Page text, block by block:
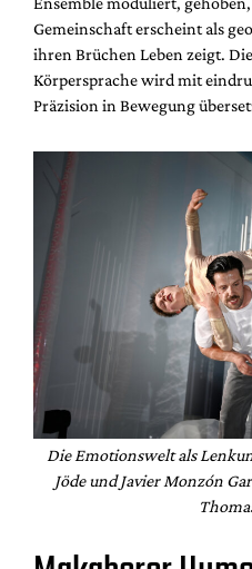
Gemeinschaft erscheint als
ihren Brüchen Leben zeigt.
Körpersprache wird mit
Präzision in Bewegung
Die Emotionswelt als
Jöde und Javier Monzón